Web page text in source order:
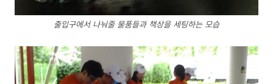
출입구에서 나눠줄 물품들과 책상을 세팅하는 모습